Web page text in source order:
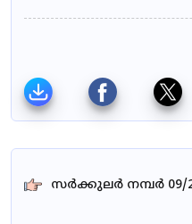
സർക്കുലർ നമ്പർ 09/